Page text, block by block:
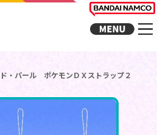
・パール ポケモンＤＸストラップ２